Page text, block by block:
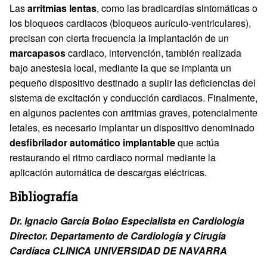
Lasarritmias lentas, como las bradicardias sintomáticas o
los bloqueos cardiacos (bloqueos aurículo-ventriculares),
precisan con cierta frecuencia la implantación de un
marcapasoscardiaco, intervención, también realizada
bajo anestesia local, mediante la que se implanta un
pequeño dispositivo destinado a suplir las deficiencias del
sistema de excitación y conducción cardiacos. Finalmente,
en algunos pacientes con arritmias graves, potencialmente
letales, es necesario implantar un dispositivo denominado
desfibrilador automático implantableque actúa
restaurando el ritmo cardiaco normal mediante la
aplicación automática de descargas eléctricas.
Bibliografía
Dr. Ignacio García Bolao Especialista en Cardiología
Director. Departamento de Cardiología y Cirugía
Cardíaca CLINICA UNIVERSIDAD DE NAVARRA